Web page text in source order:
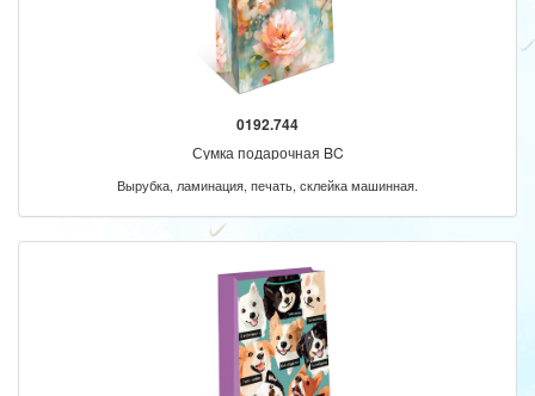
0192.744
Сумка подарочная BC
Вырубка, ламинация, печать, склейка машинная.